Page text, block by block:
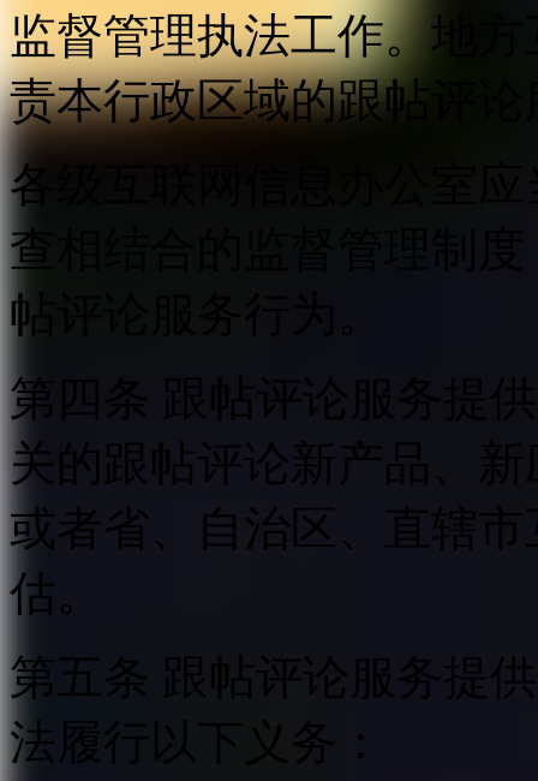
监督管理执法工作。地
责本行政区域的跟帖评
各级互联网信息办公室
查相结合的监督管理制
帖评论服务行为。
第四条 跟帖评论服务提
关的跟帖评论新产品、
或者省、自治区、直辖
估。
第五条 跟帖评论服务提
法履行以下义务：